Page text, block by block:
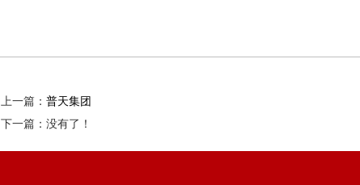
上一篇： 普天集团
下一篇：没有了！